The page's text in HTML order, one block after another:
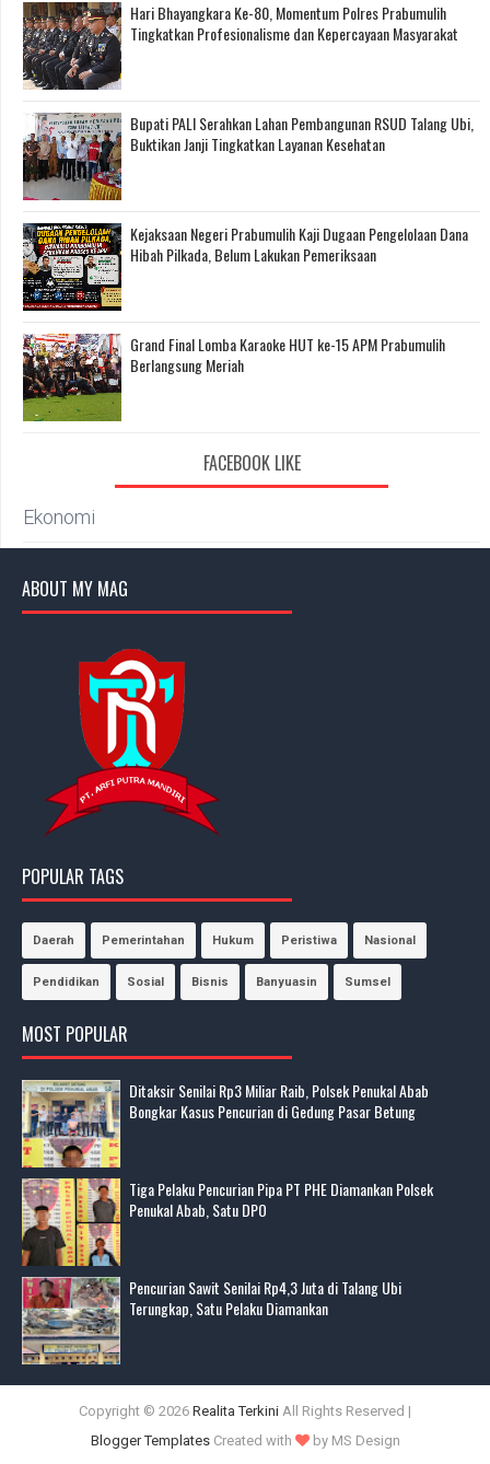
Hari Bhayangkara Ke-80, Momentum Polres Prabumulih
Tingkatkan Profesionalisme dan Kepercayaan Masyarakat
Bupati PALI Serahkan Lahan Pembangunan RSUD Talang Ubi,
Buktikan Janji Tingkatkan Layanan Kesehatan
Kejaksaan Negeri Prabumulih Kaji Dugaan Pengelolaan Dana
Hibah Pilkada, Belum Lakukan Pemeriksaan
Grand Final Lomba Karaoke HUT ke-15 APM Prabumulih
Berlangsung Meriah
FACEBOOK LIKE
Ekonomi
ABOUT MY MAG
POPULAR TAGS
Daerah Pemerintahan Hukum Peristiwa Nasional
Pendidikan Sosial Bisnis Banyuasin Sumsel
MOST POPULAR
Ditaksir Senilai Rp3 Miliar Raib, Polsek Penukal Abab
Bongkar Kasus Pencurian di Gedung Pasar Betung
Tiga Pelaku Pencurian Pipa PT PHE Diamankan Polsek
Penukal Abab, Satu DPO
Pencurian Sawit Senilai Rp4,3 Juta di Talang Ubi
Terungkap, Satu Pelaku Diamankan
Copyright © 2026 Realita Terkini All Rights Reserved |
Blogger TemplatesCreated with by MS Design